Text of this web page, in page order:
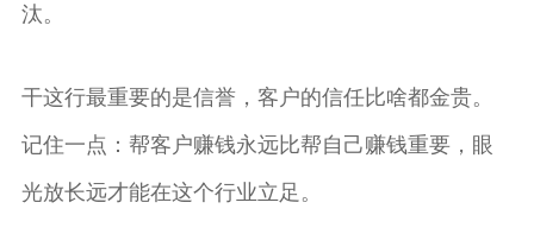
汰。
干这行最重要的是信誉，客户的信任比啥都金贵。
记住一点：帮客户赚钱永远比帮自己赚钱重要，眼
光放长远才能在这个行业立足。